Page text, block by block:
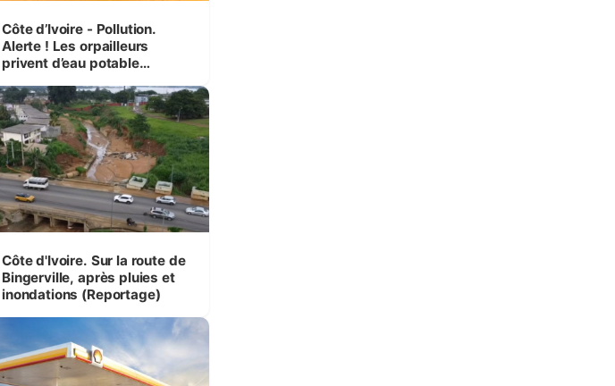
Côte d’Ivoire - Pollution.
Alerte ! Les orpailleurs
privent d’eau potable
autour d’Agboville
Côte d'Ivoire. Sur la route de
Bingerville, après pluies et
inondations (Reportage)